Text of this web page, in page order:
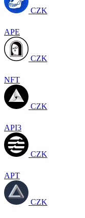
CZK
APE
CZK
NFT
CZK
API3
CZK
APT
CZK